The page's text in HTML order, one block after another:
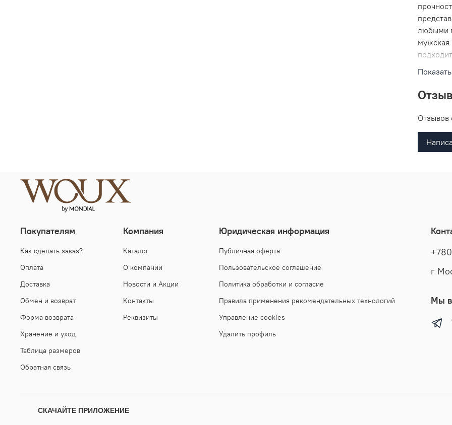
любыми
мужская
из
в
роста и
худым,
Отзывов
Покупателям
Как сделать заказ?
Оплата
Доставка
Обмен и возврат
Форма возврата
Хранение и уход
Таблица размеров
Обратная связь
Компания
Каталог
О компании
Новости и Акции
Контакты
Реквизиты
Юридическая информация
Публичная оферта
Пользовательское соглашение
Политика обработки и согласие
Правила применения рекомендательных технологий
Управление cookies
Удалить профиль
г
Мы в
СКАЧАЙТЕ ПРИЛОЖЕНИЕ